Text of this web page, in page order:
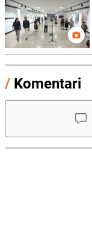
/ Komentari